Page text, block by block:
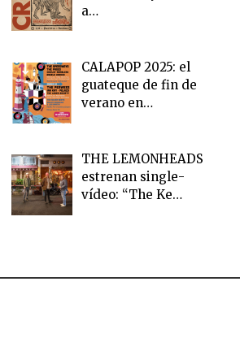
a…
CALAPOP 2025: el
guateque de fin de
verano en…
THE LEMONHEADS
estrenan single-
vídeo: “The Ke…